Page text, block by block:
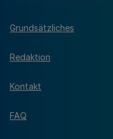
Grundsätzliches
Redaktion
Kontakt
FAQ